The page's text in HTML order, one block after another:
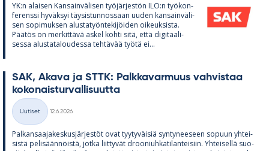
YK:n alai­sen Kan­sain­vä­li­sen työ­jär­jes­tön ILO:n työ­kon­
fe­renssi hy­väk­syi täy­sis­tun­nos­saan uu­den kan­sain­vä­li­
sen so­pi­muk­sen alus­ta­työn­te­ki­jöi­den oi­keuk­sista.
Pää­tös on mer­kit­tävä as­kel kohti sitä, että di­gi­taa­li­
sessa alus­ta­ta­lou­dessa teh­tä­vää työtä ei...
SAK, Akava ja STTK: Palk­ka­var­muus vah­vis­taa
ko­ko­nais­tur­val­li­suutta
Kategoriat
Uutiset
12.6.2026
Pal­kan­saa­ja­kes­kus­jär­jes­töt ovat tyy­ty­väi­siä syn­ty­nee­seen so­puun yh­tei­
sistä pe­li­sään­nöistä, jotka liit­ty­vät droo­niuh­ka­ti­lan­tei­siin. Yh­tei­sellä suo­